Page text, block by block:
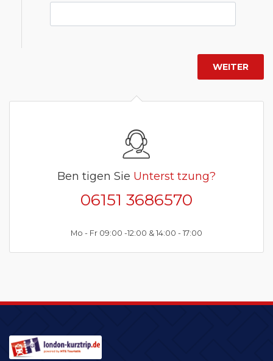
Ben tigen Sie Unterst tzung?
06151 3686570
Mo - Fr 09:00 -12:00 & 14:00 - 17:00